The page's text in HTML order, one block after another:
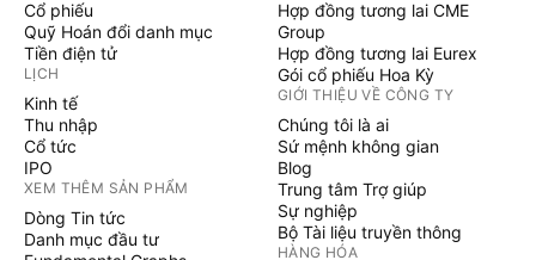
Cổ phiếu
Quỹ Hoán đổi danh mục
Tiền điện tử
LỊCH
Kinh tế
Thu nhập
Cổ tức
IPO
XEM THÊM SẢN PHẨM
Dòng Tin tức
Danh mục đầu tư
Hợp đồng tương lai CME
Group
Hợp đồng tương lai Eurex
Gói cổ phiếu Hoa Kỳ
GIỚI THIỆU VỀ CÔNG TY
Chúng tôi là ai
Sứ mệnh không gian
Blog
Trung tâm Trợ giúp
Sự nghiệp
Bộ Tài liệu truyền thông
HÀNG HÓA